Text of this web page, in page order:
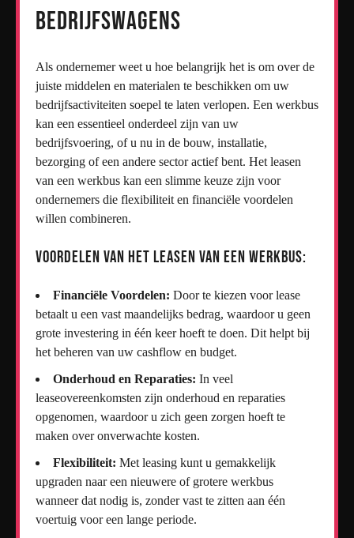
Bedrijfswagens
Als ondernemer weet u hoe belangrijk het is om over de
juiste middelen en materialen te beschikken om uw
bedrijfsactiviteiten soepel te laten verlopen. Een werkbus
kan een essentieel onderdeel zijn van uw
bedrijfsvoering, of u nu in de bouw, installatie,
bezorging of een andere sector actief bent. Het leasen
van een werkbus kan een slimme keuze zijn voor
ondernemers die flexibiliteit en financiële voordelen
willen combineren.
Voordelen van het leasen van een werkbus:
Financiële Voordelen: Door te kiezen voor lease
betaalt u een vast maandelijks bedrag, waardoor u geen
grote investering in één keer hoeft te doen. Dit helpt bij
het beheren van uw cashflow en budget.
Onderhoud en Reparaties: In veel
leaseovereenkomsten zijn onderhoud en reparaties
opgenomen, waardoor u zich geen zorgen hoeft te
maken over onverwachte kosten.
Flexibiliteit: Met leasing kunt u gemakkelijk
upgraden naar een nieuwere of grotere werkbus
wanneer dat nodig is, zonder vast te zitten aan één
voertuig voor een lange periode.